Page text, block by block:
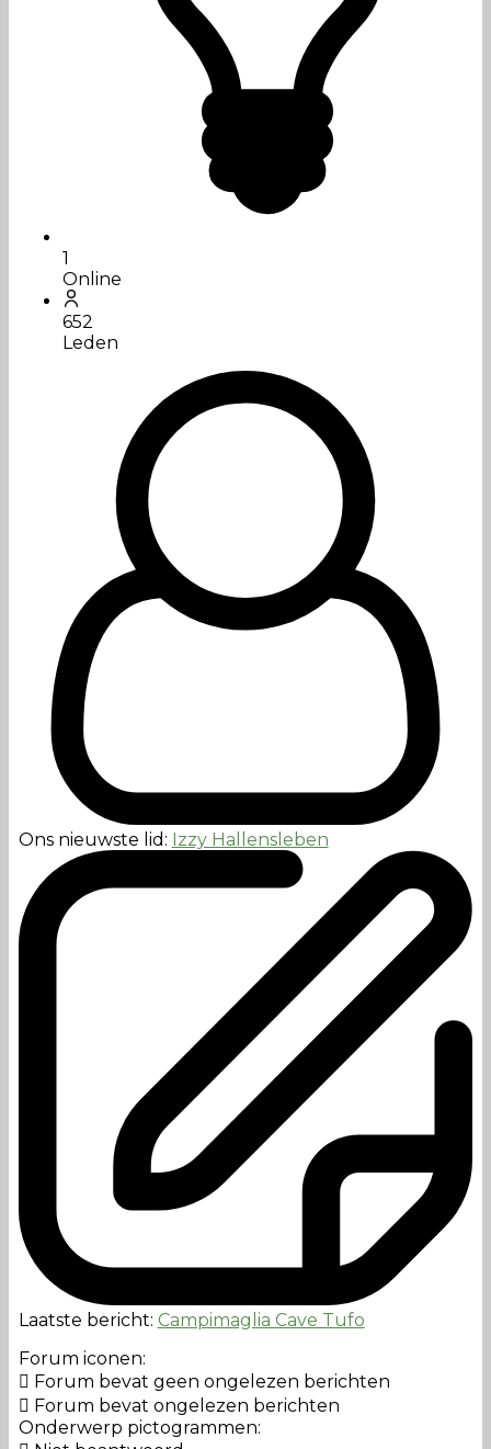
1
Online
652
Leden
Ons nieuwste lid: Izzy Hallensleben
Laatste bericht: Campimaglia Cave Tufo
Forum iconen:
Forum bevat geen ongelezen berichten
Forum bevat ongelezen berichten
Onderwerp pictogrammen: